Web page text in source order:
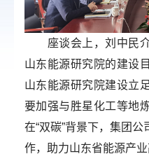
座谈会上，刘中民介
山东能源研究院的建设
山东能源研究院建设立
要加强与胜星化工等地
在“双碳”背景下，集团
作，助力山东省能源产业